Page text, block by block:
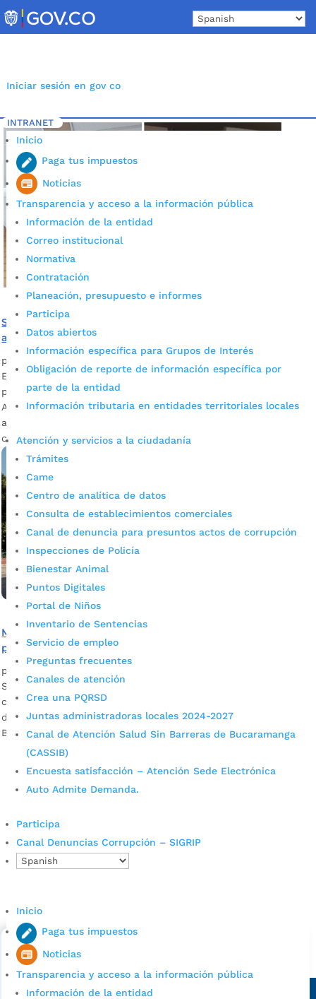
to
content
Iniciar sesión en gov co
INTRANET
Inicio
Paga tus impuestos
Noticias
Transparencia y acceso a la información pública
Información de la entidad
Correo institucional
Normativa
Contratación
Planeación, presupuesto e informes
Participa
Datos abiertos
Información específica para Grupos de Interés
Obligación de reporte de información específica por
parte de la entidad
Información tributaria en entidades territoriales locales
Atención y servicios a la ciudadanía
Trámites
Came
Centro de analítica de datos
Consulta de establecimientos comerciales
Canal de denuncia para presuntos actos de corrupción
Inspecciones de Policía
Bienestar Animal
Puntos Digitales
Portal de Niños
Inventario de Sentencias
Servicio de empleo
Preguntas frecuentes
Canales de atención
Crea una PQRSD
Juntas administradoras locales 2024-2027
Canal de Atención Salud Sin Barreras de Bucaramanga
(CASSIB)
Encuesta satisfacción – Atención Sede Electrónica
Auto Admite Demanda.
Participa
Canal Denuncias Corrupción – SIGRIP
Inicio
Paga tus impuestos
Noticias
Transparencia y acceso a la información pública
Información de la entidad
Inicio 5 Etiqueta: Nuestra Señora del Pilar
Salones del Colegio Nuestra Señora del Pilar cuentan
ahora con aire acondicionado
por
El Gobierno de Juan Carlos Cárdenas tiene en marcha un
plan de acción para dignificar los ambientes de aprendizaje.
Ahora, cuatro salones del ‘Nuestra Señora del Pilar’ tienen
aire acondicionado, generando espacios más frescos y
confortables. Fotografía: Prensa...
Más de 100 cupos escolares disponibles en la sede
principal del Colegio Nuestra Señora del Pilar
por
Se trata de la institución educativa Nuestra Señora del Pilar,
creada en el año 1950. El colegio se caracteriza por su
desempeño académico para el prestigio de Santander y
Bucaramanga.
Cupos Escolares Bucaramanga 2022
cupo escolar en los colegios oficiales de
Bucaramanga.
Alcaldía de Bucaramanga
Sede principal